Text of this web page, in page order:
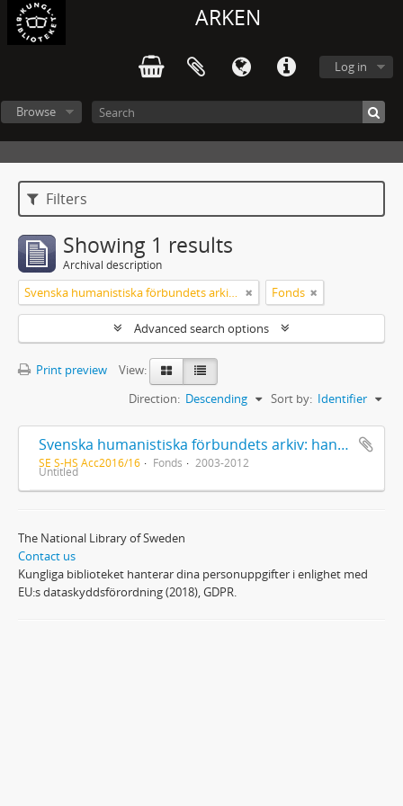
ARKEN
Log in
Browse
Filters
Showing 1 results
Archival description
Svenska humanistiska förbundets arkiv: handlingar 2003-2012 Fonds
Advanced search options
Print preview
View:
Sort by: Identifier
Direction: Descending
Svenska humanistiska förbundets arkiv: handlingar 2003-2012
SE S-HS Acc2016/16 Fonds 2003-2012
Untitled
The National Library of Sweden
Contact us
Kungliga biblioteket hanterar dina personuppgifter i enlighet med
EU:s dataskyddsförordning (2018), GDPR.